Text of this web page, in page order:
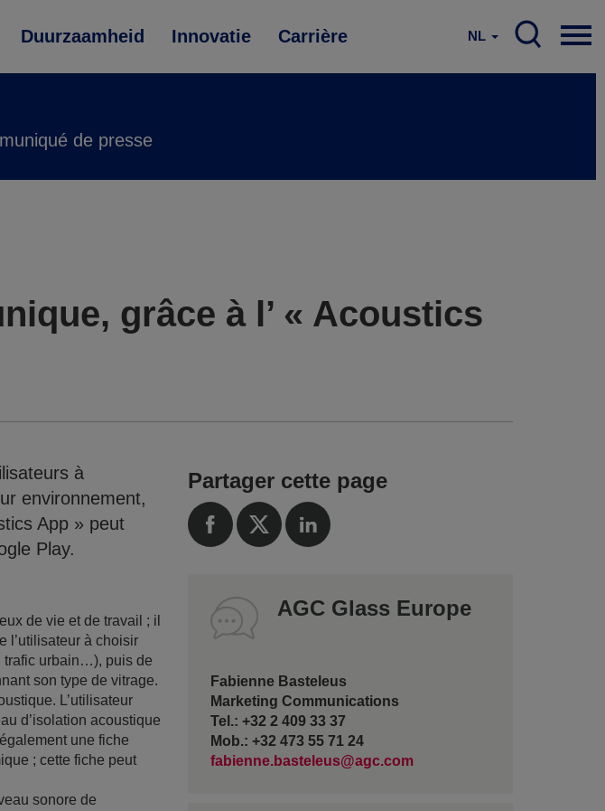
Duurzaamheid Innovatie Carrière NL
de presse
grâce à l’ « Acoustics
à
environnement,
App » peut
Play.
de vie et de travail ; il
l’utilisateur à choisir
trafic urbain…), puis de
son type de vitrage.
L’utilisateur
d’isolation acoustique
une fiche
; cette fiche peut
sonore de
Partager cette page
AGC Glass Europe
Fabienne Basteleus
Marketing Communications
Tel.: +32 2 409 33 37
Mob.: +32 473 55 71 24
fabienne.basteleus@agc.com